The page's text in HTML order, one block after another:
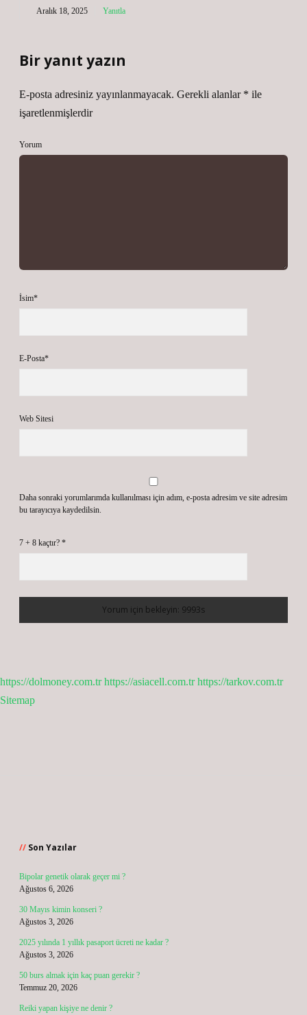
Aralık 18, 2025 Yanıtla
Bir yanıt yazın
E-posta adresiniz yayınlanmayacak. Gerekli alanlar * ile
işaretlenmişlerdir
Yorum
İsim*
E-Posta*
Web Sitesi
Daha sonraki yorumlarımda kullanılması için adım, e-posta adresim ve site adresim
bu tarayıcıya kaydedilsin.
7 + 8 kaçtır? *
https://dolmoney.com.tr https://asiacell.com.tr https://tarkov.com.tr
Sitemap
Son Yazılar
Bipolar genetik olarak geçer mi ?
Ağustos 6, 2026
30 Mayıs kimin konseri ?
Ağustos 3, 2026
2025 yılında 1 yıllık pasaport ücreti ne kadar ?
Ağustos 3, 2026
50 burs almak için kaç puan gerekir ?
Temmuz 20, 2026
Reiki yapan kişiye ne denir ?